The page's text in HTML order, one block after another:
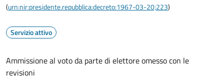
(urn:nir:presidente.repubblica:decreto:1967-03-20;223)
Servizio attivo
Ammissione al voto da parte di elettore omesso con le
revisioni